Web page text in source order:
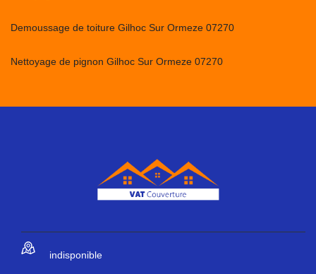
Demoussage de toiture Gilhoc Sur Ormeze 07270
Nettoyage de pignon Gilhoc Sur Ormeze 07270
indisponible